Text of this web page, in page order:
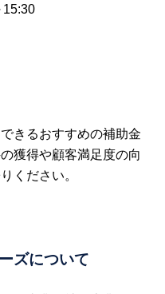
15:30
きるおすすめの補助金
獲得や顧客満足度の向
ください。
ズについて